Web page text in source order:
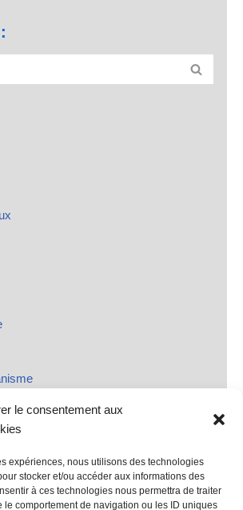
le consentement aux
expériences, nous utilisons des technologies
stocker et/ou accéder aux informations des
à ces technologies nous permettra de traiter
le comportement de navigation ou les ID uniques